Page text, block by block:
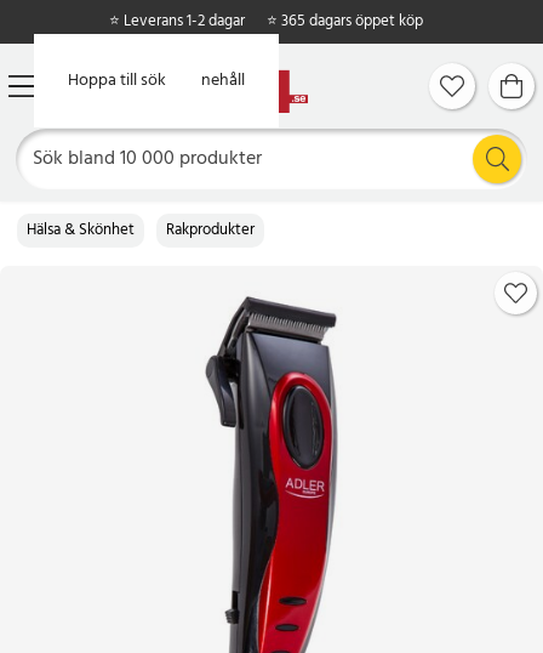
Hoppa till huvudinnehåll
Hoppa till sök
⭐ Leverans 1-2 dagar ⭐ 365 dagars öppet köp
Hälsa & Skönhet Rakprodukter